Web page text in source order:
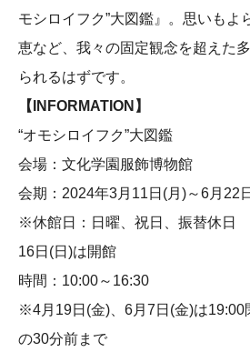
モシロイフク”大図鑑』。思いもよ
恵など、我々の固定観念を超えた
られるはずです。
【INFORMATION】
“オモシロイフク”大図鑑
会場：文化学園服飾博物館
会期：2024年3月11日(月)～6月22
※休館日：日曜、祝日、振替休日
16日(日)は開館
時間：10:00～16:30
※4月19日(金)、6月7日(金)は
の30分前まで